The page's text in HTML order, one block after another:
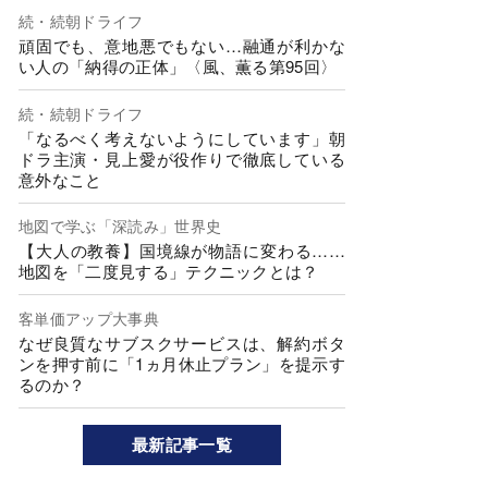
続・続朝ドライフ
頑固でも、意地悪でもない…融通が利かな
い人の「納得の正体」〈風、薫る第95回〉
続・続朝ドライフ
「なるべく考えないようにしています」朝
ドラ主演・見上愛が役作りで徹底している
意外なこと
地図で学ぶ「深読み」世界史
【大人の教養】国境線が物語に変わる……
地図を「二度見する」テクニックとは？
客単価アップ大事典
なぜ良質なサブスクサービスは、解約ボタ
ンを押す前に「1ヵ月休止プラン」を提示す
るのか？
最新記事一覧